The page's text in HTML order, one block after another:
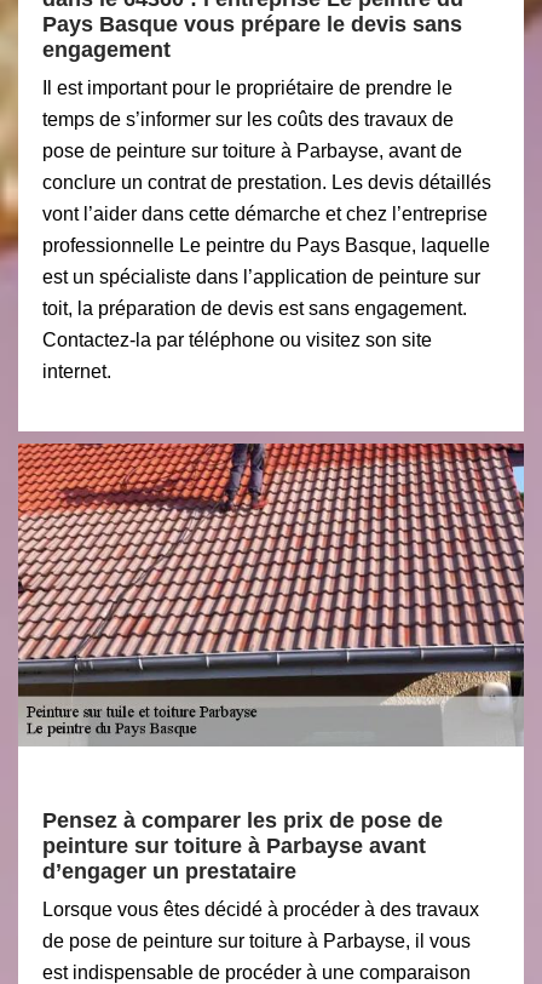
Pays Basque vous prépare le devis sans
engagement
Il est important pour le propriétaire de prendre le
temps de s’informer sur les coûts des travaux de
pose de peinture sur toiture à Parbayse, avant de
conclure un contrat de prestation. Les devis détaillés
vont l’aider dans cette démarche et chez l’entreprise
professionnelle Le peintre du Pays Basque, laquelle
est un spécialiste dans l’application de peinture sur
toit, la préparation de devis est sans engagement.
Contactez-la par téléphone ou visitez son site
internet.
Pensez à comparer les prix de pose de
peinture sur toiture à Parbayse avant
d’engager un prestataire
Lorsque vous êtes décidé à procéder à des travaux
de pose de peinture sur toiture à Parbayse, il vous
est indispensable de procéder à une comparaison